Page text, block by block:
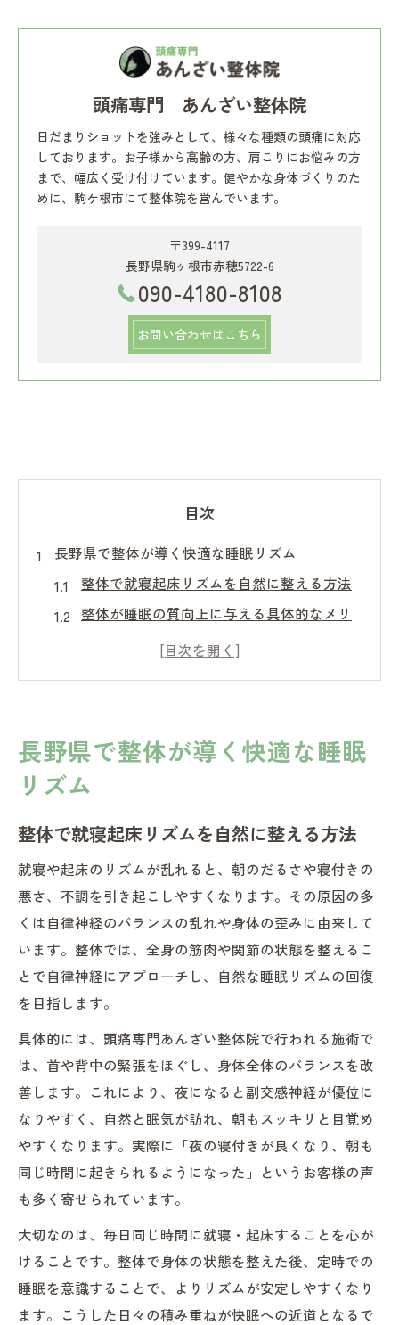
頭痛専門 あんざい整体院
日だまりショットを強みとして、様々な種類の頭痛に対応
しております。お子様から高齢の方、肩こりにお悩みの方
まで、幅広く受け付けています。健やかな身体づくりのた
めに、駒ケ根市にて整体院を営んでいます。
〒399-4117
長野県駒ヶ根市赤穂5722-6
090-4180-8108
お問い合わせはこちら
目次
長野県で整体が導く快適な睡眠リズム
整体で就寝起床リズムを自然に整える方法
整体が睡眠の質向上に与える具体的なメリ
り
整体と生活習慣の見直しで快適な朝を迎え
寝つきや朝のだるさに整体が効く理由
整体が身体のゆがみを整え朝のだるさを解
消
寝つき改善に整体がもたらす自律神経バラ
ンス
整体を活用した快適な入眠のためのポイン
ト
朝のスッキリ感は整体の血流促進効果がカ
ギ
整体で慢性的な寝つきの悪さを根本から解
決
就寝起床リズムに悩むなら整体の選択を
整体院選びで快眠への第一歩を踏み出す方
法
整体と骨盤矯正で理想の生活リズムを実現
長野県で整体が導く快適な睡眠
リズム
整体で就寝起床リズムを自然に整える方法
就寝や起床のリズムが乱れると、朝のだるさや寝付きの
悪さ、不調を引き起こしやすくなります。その原因の多
くは自律神経のバランスの乱れや身体の歪みに由来して
います。整体では、全身の筋肉や関節の状態を整えるこ
とで自律神経にアプローチし、自然な睡眠リズムの回復
を目指します。
具体的には、頭痛専門あんざい整体院で行われる施術で
は、首や背中の緊張をほぐし、身体全体のバランスを改
善します。これにより、夜になると副交感神経が優位に
なりやすく、自然と眠気が訪れ、朝もスッキリと目覚め
やすくなります。実際に「夜の寝付きが良くなり、朝も
同じ時間に起きられるようになった」というお客様の声
も多く寄せられています。
大切なのは、毎日同じ時間に就寝・起床することを心が
けることです。整体で身体の状態を整えた後、定時での
睡眠を意識することで、よりリズムが安定しやすくなり
ます。こうした日々の積み重ねが快眠への近道となるで